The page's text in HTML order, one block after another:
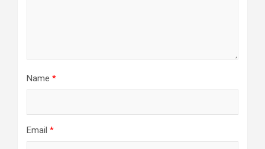
Name *
Email *